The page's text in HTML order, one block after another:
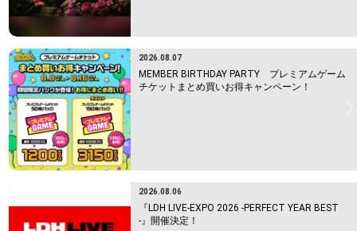
2026.08.07
MEMBER BIRTHDAY PARTY プレミアムゲーム
チケットまとめ買いお得キャンペーン！
2026.08.06
『LDH LIVE-EXPO 2026 -PERFECT YEAR BEST
-』開催決定！